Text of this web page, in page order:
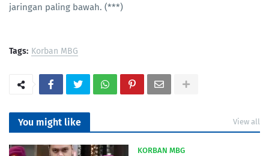
jaringan paling bawah. (***)
Tags: Korban MBG
You might like View all
KORBAN MBG